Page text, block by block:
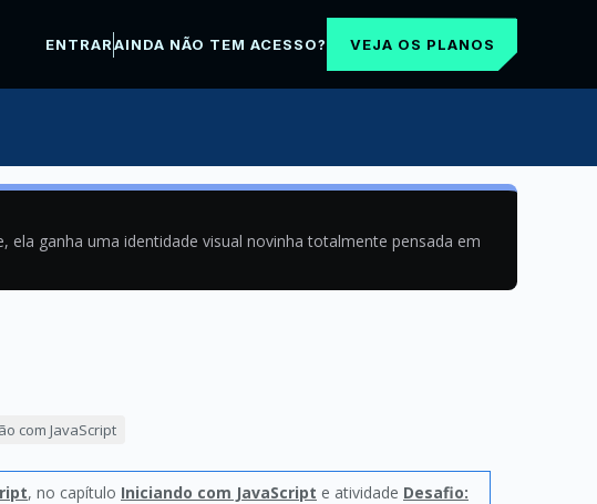
ENTRARAINDA NÃO TEM ACESSO? VEJA OS PLANOS
ganha uma identidade visual novinha totalmente pensada em
com JavaScript
, no capítulo Iniciando com JavaScript e atividade Desafio: